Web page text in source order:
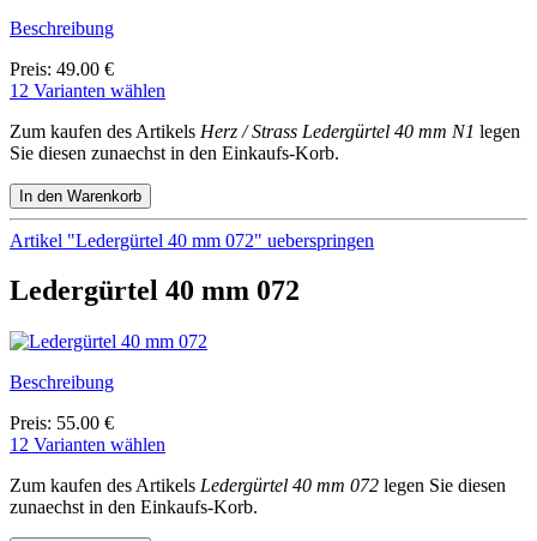
Beschreibung
Preis: 49.00 €
12 Varianten wählen
Zum kaufen des Artikels Herz / Strass Ledergürtel 40 mm N1 legen
Sie diesen zunaechst in den Einkaufs-Korb.
Artikel "Ledergürtel 40 mm 072" ueberspringen
Ledergürtel 40 mm 072
Beschreibung
Preis: 55.00 €
12 Varianten wählen
Zum kaufen des Artikels Ledergürtel 40 mm 072 legen Sie diesen
zunaechst in den Einkaufs-Korb.